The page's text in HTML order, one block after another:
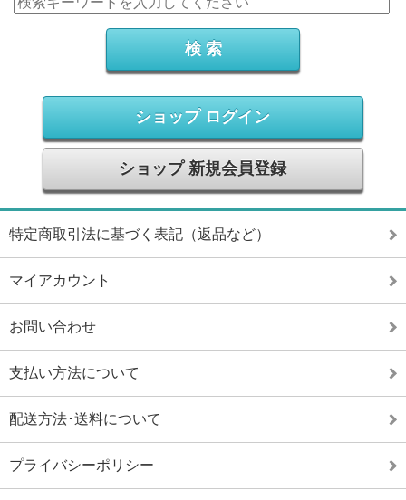
ショップ ログイン
ショップ 新規会員登録
特定商取引法に基づく表記（返品など）
マイアカウント
お問い合わせ
支払い方法について
配送方法･送料について
プライバシーポリシー